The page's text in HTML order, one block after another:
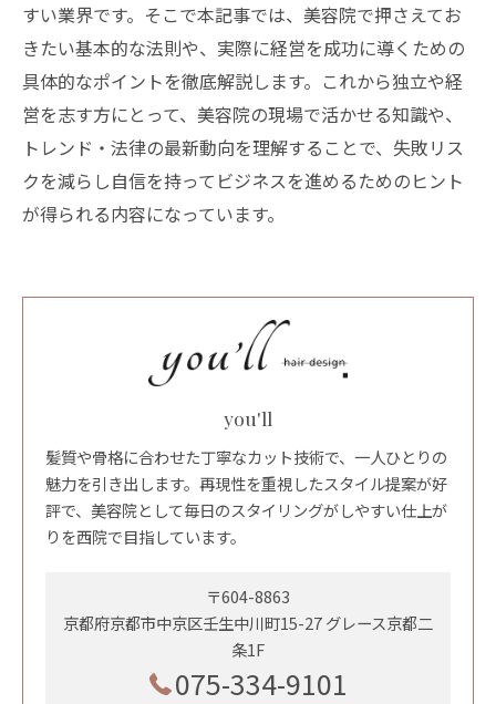
すい業界です。そこで本記事では、美容院で押さえてお
きたい基本的な法則や、実際に経営を成功に導くための
具体的なポイントを徹底解説します。これから独立や経
営を志す方にとって、美容院の現場で活かせる知識や、
トレンド・法律の最新動向を理解することで、失敗リス
クを減らし自信を持ってビジネスを進めるためのヒント
が得られる内容になっています。
you'll
髪質や骨格に合わせた丁寧なカット技術で、一人ひとりの
魅力を引き出します。再現性を重視したスタイル提案が好
評で、美容院として毎日のスタイリングがしやすい仕上が
りを西院で目指しています。
〒604-8863
京都府京都市中京区壬生中川町15-27 グレース京都二
条1F
075-334-9101